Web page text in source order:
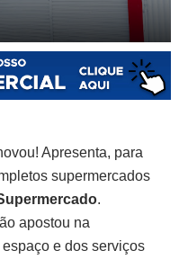
Apresenta, para
supermercados
.
apostou na
e dos serviços